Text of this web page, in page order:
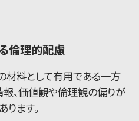
倫理的配慮
材料として有用である一方
報、価値観や倫理観の偏りが
ます。